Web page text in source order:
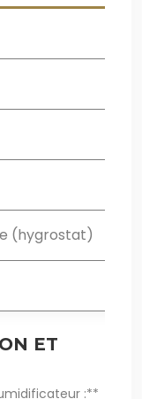
(hygrostat)
ET
:**